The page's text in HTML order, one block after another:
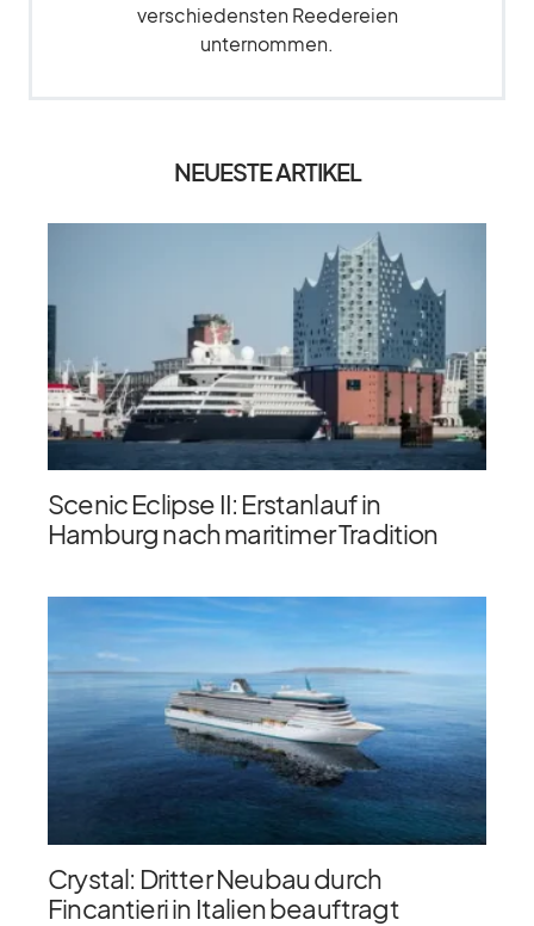
verschiedensten Reedereien
unternommen.
NEUESTE ARTIKEL
Scenic Eclipse II: Erstanlauf in
Hamburg nach maritimer Tradition
Crystal: Dritter Neubau durch
Fincantieri in Italien beauftragt